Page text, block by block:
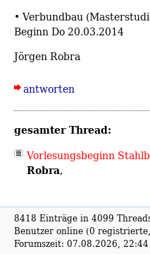
• Verbundbau
Beginn Do 20.03.2014
Jörgen Robra
antworten
gesamter Thread:
Vorlesungsbeginn
Robra,
8418 Einträge in 4099
Benutzer online (0
Forumszeit: 07.08.2026,